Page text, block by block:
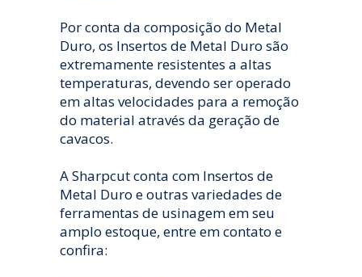
Por conta da composição do Metal
Duro, os Insertos de Metal Duro são
extremamente resistentes a altas
temperaturas, devendo ser operado
em altas velocidades para a remoção
do material através da geração de
cavacos.
A Sharpcut conta com Insertos de
Metal Duro e outras variedades de
ferramentas de usinagem em seu
amplo estoque, entre em contato e
confira: